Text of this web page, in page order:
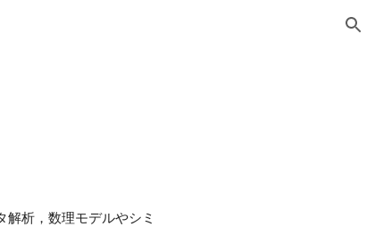
析，数理モデルやシミ